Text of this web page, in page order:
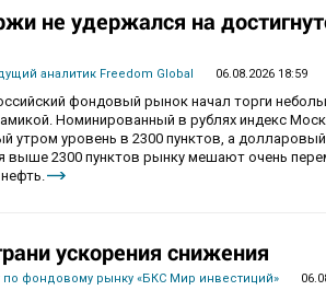
не удержался на
аналитик Freedom Global 06.08.2026 18:59
фондовый рынок начал торги
Номинированный в рублях индекс
утром уровень в 2300 пунктов, а
выше 2300 пунктов рынку мешают очень
ускорения снижения
фондовому рынку «БКС Мир инвестиций»